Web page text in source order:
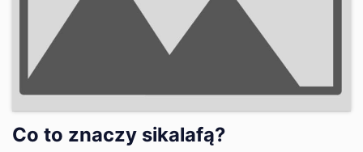
Co to znaczy sikalafą?